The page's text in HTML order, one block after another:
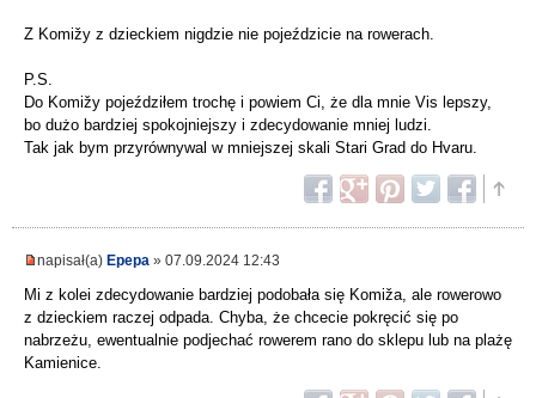
Z Komižy z dzieckiem nigdzie nie pojeździcie na rowerach.
P.S.
Do Komižy pojeździłem trochę i powiem Ci, że dla mnie Vis lepszy,
bo dużo bardziej spokojniejszy i zdecydowanie mniej ludzi.
Tak jak bym przyrównywal w mniejszej skali Stari Grad do Hvaru.
napisał(a) Epepa » 07.09.2024 12:43
Mi z kolei zdecydowanie bardziej podobała się Komiža, ale rowerowo
z dzieckiem raczej odpada. Chyba, że chcecie pokręcić się po
nabrzeżu, ewentualnie podjechać rowerem rano do sklepu lub na plażę
Kamienice.